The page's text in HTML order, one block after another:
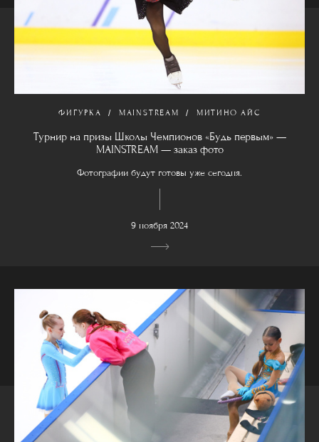
ФИГУРКА MAINSTREAM МИТИНО АЙС
Турнир на призы Школы Чемпионов «Будь первым» —
MAINSTREAM — заказ фото
Фотографии будут готовы уже сегодня.
9 ноября 2024